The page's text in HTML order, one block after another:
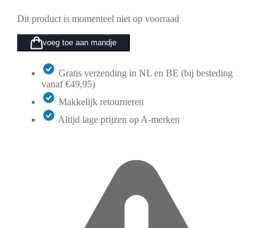
Dit product is momenteel niet op voorraad
voeg toe aan mandje
Gratis verzending in NL en BE (bij besteding
vanaf €49,95)
Makkelijk retourneren
Altijd lage prijzen op A-merken